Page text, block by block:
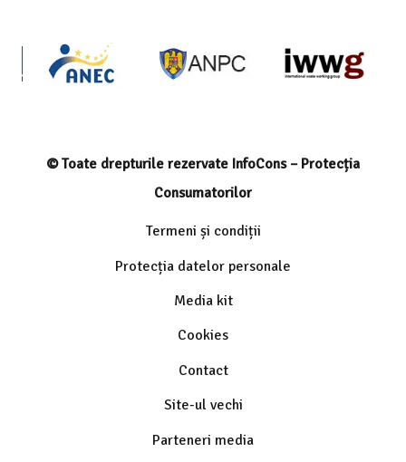
© Toate drepturile rezervate InfoCons – Protecția
Consumatorilor
Termeni și condiții
Protecția datelor personale
Media kit
Cookies
Contact
Site-ul vechi
Parteneri media